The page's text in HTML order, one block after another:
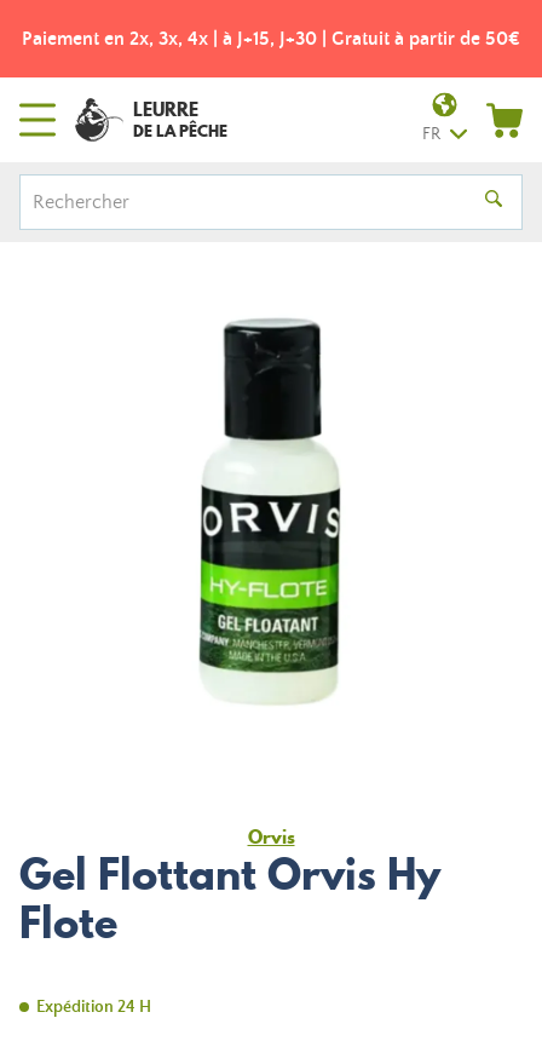
Paiement en 2x, 3x, 4x | à J+15, J+30 | Gratuit à partir de 50€
LEURRE
DE LA PÊCHE FR
Orvis
Gel Flottant Orvis Hy
Flote
Expédition 24 H